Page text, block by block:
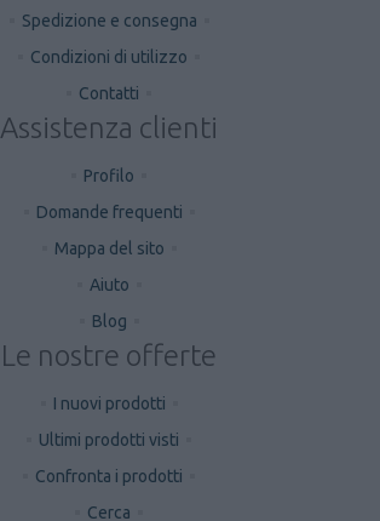
Spedizione e consegna
Condizioni di utilizzo
Contatti
Assistenza clienti
Profilo
Domande frequenti
Mappa del sito
Aiuto
Blog
Le nostre offerte
I nuovi prodotti
Ultimi prodotti visti
Confronta i prodotti
Cerca